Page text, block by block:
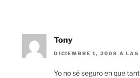
Tony
DICIEMBRE 1, 2008 A
Yo no sé seguro en que